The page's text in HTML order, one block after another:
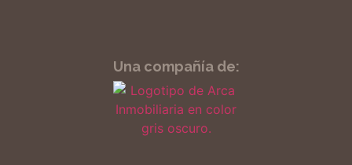
Una compañía de: